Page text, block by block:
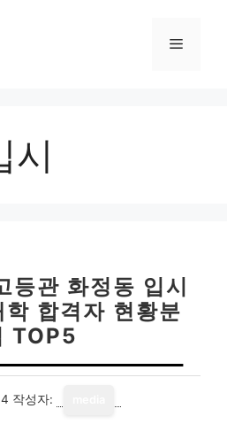
메
시
등관 화정동 입시
합격자 현황분
TOP5
작성자: